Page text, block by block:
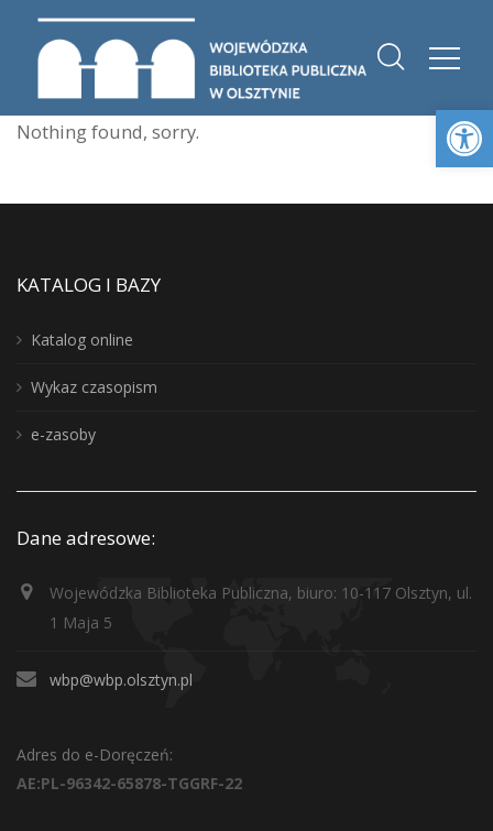
Nothing found, sorry.
KATALOG I BAZY
Katalog online
Wykaz czasopism
e-zasoby
Dane adresowe:
Wojewódzka Biblioteka Publiczna, biuro: 10-117 Olsztyn, ul.
1 Maja 5
wbp@wbp.olsztyn.pl
Adres do e-Doręczeń:
AE:PL-96342-65878-TGGRF-22